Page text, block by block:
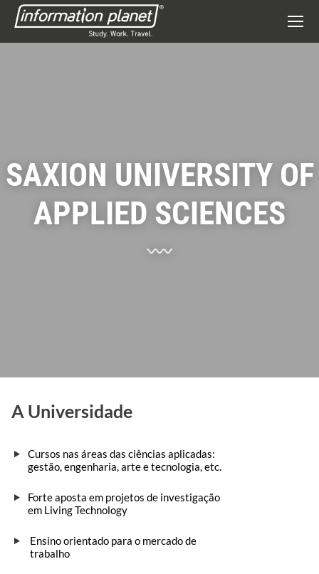
SAXION UNIVERSITY OF
APPLIED SCIENCES
A Universidade
Cursos nas áreas das ciências aplicadas:
gestão, engenharia, arte e tecnologia, etc.
Forte aposta em projetos de investigação
em Living Technology
Ensino orientado para o mercado de
trabalho